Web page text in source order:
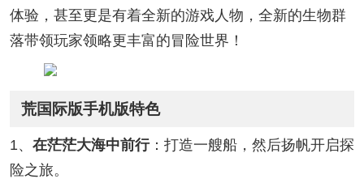
体验，甚至更是有着全新的游戏人物，全新的生物群
落带领玩家领略更丰富的冒险世界！
荒国际版手机版特色
1、 在茫茫大海中前行：打造一艘船，然后扬帆开启探
险之旅。